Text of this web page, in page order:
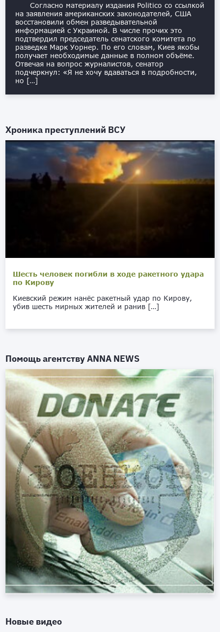
Согласно материалу издания Politico со ссылкой
на заявления американских законодателей, США
восстановили обмен разведывательной
информацией с Украиной. В числе прочих это
подтвердил председатель сенатского комитета по
разведке Марк Уорнер. По его словам, Киев якобы
получает необходимые данные в полном объёме.
Отвечая на вопрос журналистов, сенатор
подчеркнул: «Я не хочу вдаваться в подробности,
но […]
Хроника преступлений ВСУ
Шесть человек погибли в ходе ракетного удара
по Кирову
Киевский режим нанёс ракетный удар по Кирову,
убив шесть мирных жителей и ранив […]
Помощь агентствуANNA NEWS
Новые видео